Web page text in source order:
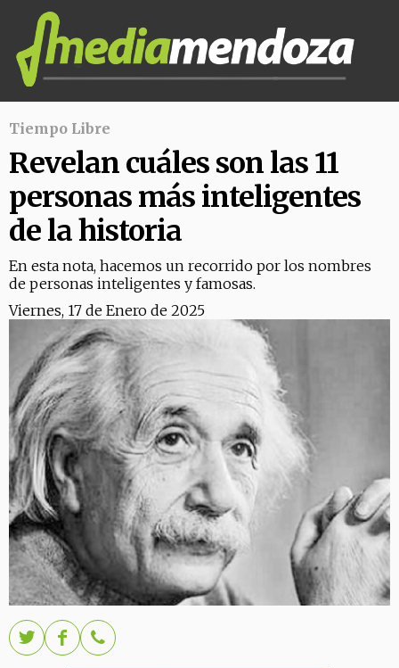
Tiempo Libre
Revelan cuáles son las 11
personas más inteligentes
de la historia
En esta nota, hacemos un recorrido por los nombres
de personas inteligentes y famosas.
Viernes, 17 de Enero de 2025